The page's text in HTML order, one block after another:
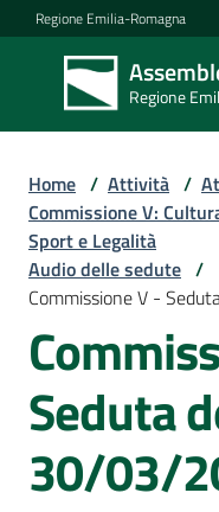
Vai al contenuto
Vai alla navigazione
Vai al footer
Regione Emilia-Romagna
Regione
Assemblea
legislativa
Regione Emilia-
Assemblea
Attività
Home / Attività /
Commissione V:
Sport e Legalità
Audio delle sedute /
Commissione V -
Seduta
30/03/